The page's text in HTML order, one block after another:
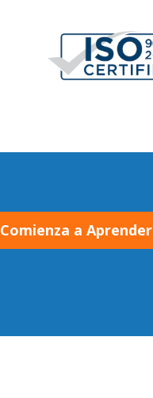
Comienza a Aprender